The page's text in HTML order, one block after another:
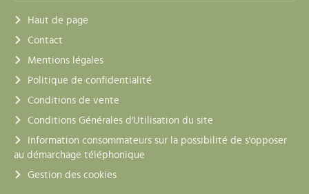
Haut de page
Contact
Mentions légales
Politique de confidentialité
Conditions de vente
Conditions Générales d'Utilisation du site
Information consommateurs sur la possibilité de s'opposer
au démarchage téléphonique
Gestion des cookies